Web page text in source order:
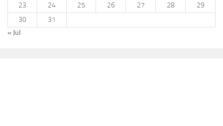
23
24 25 26 27 28
29
30
31
« Jul